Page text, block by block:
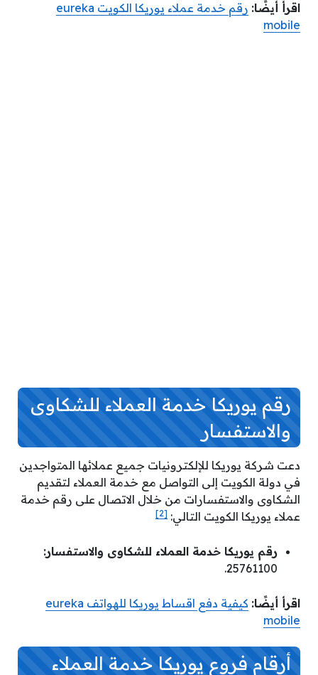
اقرأ أيضًا:
رقم خدمة عملاء يوريكا الكويت eureka
mobile
رقم يوريكا خدمة العملاء للشكاوى
والاستفسار
دعت شركة يوريكا للإلكترونيات جميع عملائها المتواجدين
في دولة الكويت إلى التواصل مع خدمة العملاء لتقديم
الشكاوى والاستفسارات من خلال الاتصال على رقم خدمة
عملاء يوريكا الكويت التالي: [2]
رقم يوريكا خدمة العملاء للشكاوى والاستفسار:
25761100
.
اقرأ أيضًا:
كيفية دفع اقساط يوريكا للهواتف eureka
mobile
أرقام فروع يوريكا خدمة العملاء